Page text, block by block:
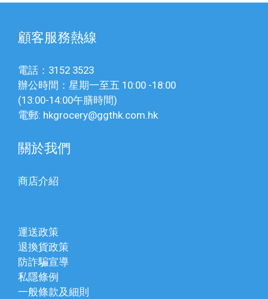
顧客服務熱線
電話：3152 3523
辦公時間：星期一至五 10:00 -18:00
(13:00-14:00午膳時間)
電郵: hkgrocery@ggthk.com.hk
關於我們
商店介紹
運送政策
退換貨政策
防詐騙宣導
私隱條例
一般條款及細則